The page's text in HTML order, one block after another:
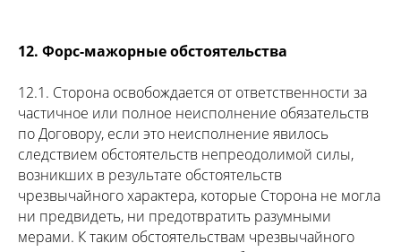
12. Форс-мажорные обстоятельства
12.1. Сторона освобождается от ответственности за
частичное или полное неисполнение обязательств
по Договору, если это неисполнение явилось
следствием обстоятельств непреодолимой силы,
возникших в результате обстоятельств
чрезвычайного характера, которые Сторона не могла
ни предвидеть, ни предотвратить разумными
мерами. К таким обстоятельствам чрезвычайного